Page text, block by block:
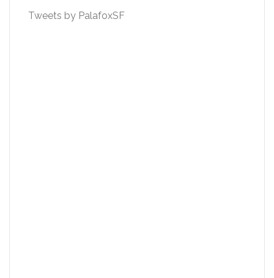
Tweets by PalafoxSF